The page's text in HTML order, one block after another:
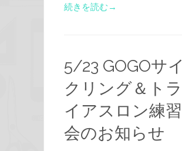
続きを読む→
5/23 GOGOサイ
クリング＆トラ
イアスロン練習
会のお知らせ